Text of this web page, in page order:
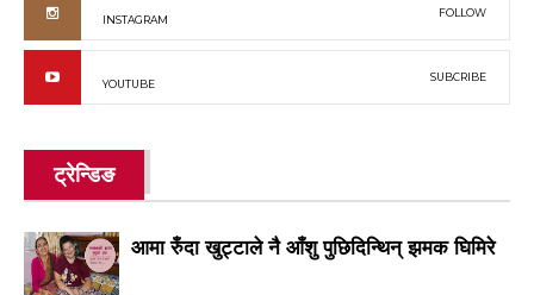
INSTAGRAM
FOLLOW
YOUTUBE
SUBCRIBE
ट्रेन्डिङ
आमा रुँदा खुट्टाले नै आँशु पुछिदिन्थिन् झमक घिमिरे